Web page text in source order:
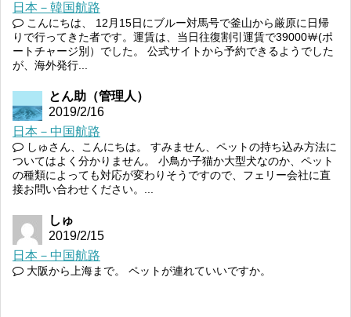
日本－韓国航路
こんにちは、 12月15日にブルー対馬号で釜山から厳原に日帰
りで行ってきた者です。運賃は、当日往復割引運賃で39000￦(ポ
ートチャージ別）でした。 公式サイトから予約できるようでした
が、海外発行...
とん助（管理人）
2019/2/16
日本－中国航路
しゅさん、こんにちは。 すみません、ペットの持ち込み方法に
ついてはよく分かりません。 小鳥か子猫か大型犬なのか、ペット
の種類によっても対応が変わりそうですので、フェリー会社に直
接お問い合わせください。...
しゅ
2019/2/15
日本－中国航路
大阪から上海まで。 ペットが連れていいですか。